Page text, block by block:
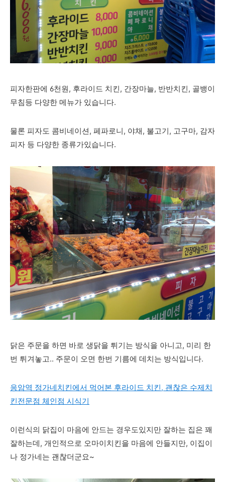
피자한판에 6천원, 후라이드 치킨, 간장마늘, 반반치킨, 골뱅이
무침등 다양한 메뉴가 있습니다.
물론 피자도 콤비네이션, 페파로니, 야채, 불고기, 고구마, 감자
피자 등 다양한 종류가있습니다.
닭은 주문을 하면 바로 생닭을 튀기는 방식을 아니고, 미리 한
번 튀겨놓고.. 주문이 오면 한번 기름에 데치는 방식입니다.
응암역 정가네치킨에서 먹어본 후라이드 치킨, 괜찮은 수제치
킨전문점 체인점 시식기
이런식의 닭집이 마음에 안드는 경우도있지만 잘하는 집은 꽤
잘하는데, 개인적으로 오마이치킨을 마음에 안들지만, 이집이
나 정가네는 괜찮더군요~